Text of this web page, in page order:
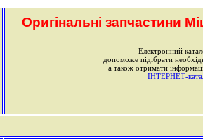
Оригінальні запчастини
Електронний
допоможе підібрати
а також отримати
ІНТЕРНЕТ-